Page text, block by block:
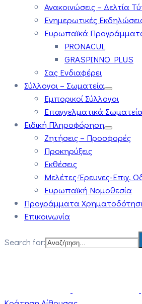
Ανακοινώσεις – Δελτία
Ενημερωτικές
Ευρωπαϊκά
PRONACUL
GRASPINNO PLUS
Σας Ενδιαφέρει
Σύλλογοι – Σωματεία
Εμπορικοί Σύλλογοι
Επαγγελματικά Σωματεία
Ειδική Πληροφόρηση
Ζητήσεις – Προσφορές
Προκηρύξεις
Εκθέσεις
Μελέτες-Έρευνες-Επιχ.
Ευρωπαϊκή Νομοθεσία
Προγράμματα
Επικοινωνία
Search for: